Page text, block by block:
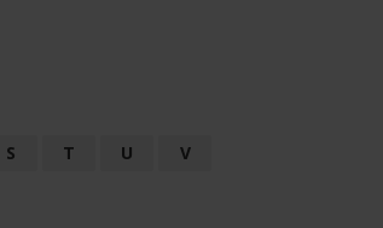
S T U
V